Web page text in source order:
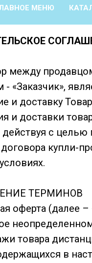
МЕНЮ
между
«Заказчик»,
и доставку
и доставки
действуя с
купли-
ТЕРМИНОВ
оферта (далее
товара
в